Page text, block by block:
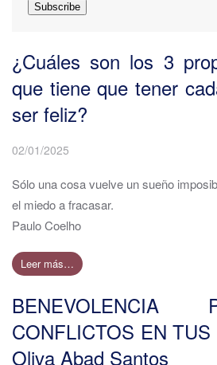
¿Cuáles son los 3
que tiene que tener
ser feliz?
02/01/2025
Sólo una cosa vuelve un sueño
el miedo a fracasar.
Paulo Coelho
Leer más…
CONFLICTOS EN
Oliva Abad Santos